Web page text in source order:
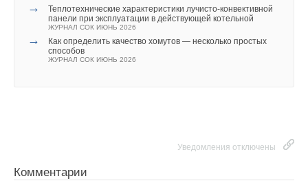
→
Теплотехнические характеристики лучисто-конвективной
панели при эксплуатации в действующей котельной
ЖУРНАЛ СОК ИЮНЬ 2026
→
Как определить качество хомутов — несколько простых
способов
ЖУРНАЛ СОК ИЮНЬ 2026
Уведомления отключены
Комментарии